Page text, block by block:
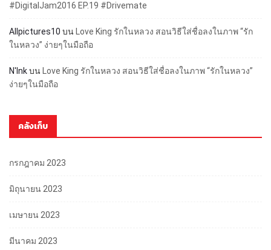
#DigitalJam2016 EP.19 #Drivemate
Allpictures10 บน Love King รักในหลวง สอนวิธีใส่ชื่อลงในภาพ “รัก
ในหลวง” ง่ายๆในมือถือ
N'Inkบน Love King รักในหลวง สอนวิธีใส่ชื่อลงในภาพ “รักในหลวง”
ง่ายๆในมือถือ
คลังเก็บ
กรกฎาคม 2023
มิถุนายน 2023
เมษายน 2023
มีนาคม 2023